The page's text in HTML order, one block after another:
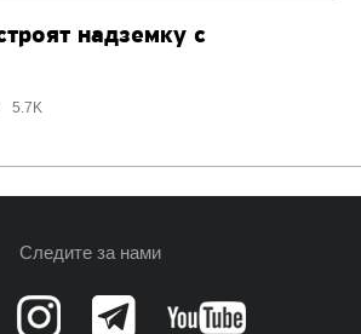
надземку с
5.7K
Следите за нами